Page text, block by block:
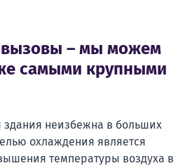
вызовы – мы можем
самыми крупными
здания неизбежна в больших
охлаждения является
температуры воздуха в